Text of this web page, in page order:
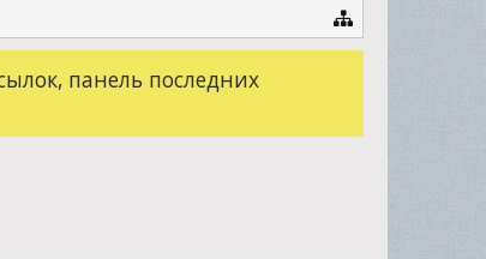
панель последних